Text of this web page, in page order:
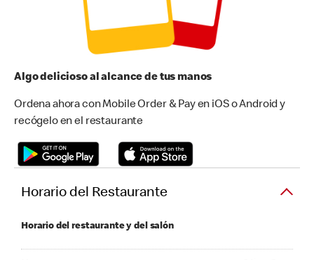
Algo delicioso al alcance de tus manos
Ordena ahora con Mobile Order & Pay en iOS o Android y
recógelo en el restaurante
Horario del Restaurante
Horario del restaurante y del salón